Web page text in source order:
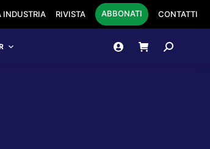
INDUSTRIA RIVISTA ABBONATI CONTATTI
Cerca: